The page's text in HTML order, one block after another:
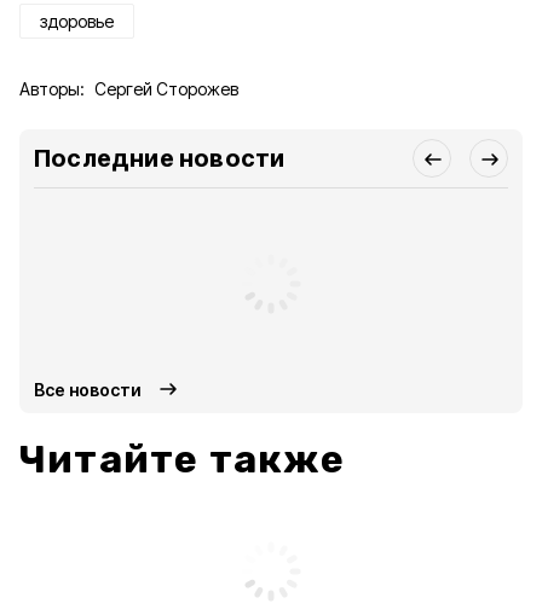
здоровье
Авторы: Сергей Сторожев
Последние новости
Все новости
Читайте также